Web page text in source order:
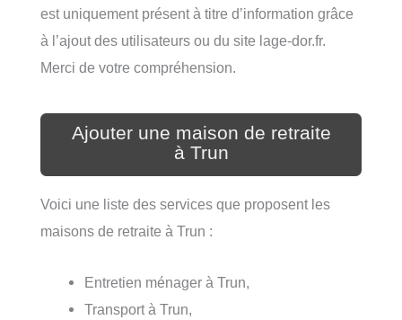
est uniquement présent à titre d’information grâce
à l’ajout des utilisateurs ou du site lage-dor.fr.
Merci de votre compréhension.
Ajouter une maison de retraite
à Trun
Voici une liste des services que proposent les
maisons de retraite à Trun :
Entretien ménager à Trun,
Transport à Trun,